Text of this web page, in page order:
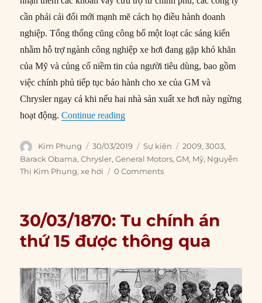
cần phải cải đổi mới mạnh mẽ cách họ điều hành doanh
nghiệp. Tổng thống cũng công bố một loạt các sáng kiến
nhằm hỗ trợ ngành công nghiệp xe hơi đang gặp khó khăn
của Mỹ và củng cố niềm tin của người tiêu dùng, bao gồm
việc chính phủ tiếp tục bảo hành cho xe của GM và
Chrysler ngay cả khi nếu hai nhà sản xuất xe hơi này ngừng
hoạt động.Continue reading“30/03/2009: TT Obama tuyên bố
Author
Kim Phụng
Posted
on
30/03/2019 Categories
Sự kiện Tags
2009,3003,
Barack Obama,Chrysler,General Motors,GM, Mỹ, Nguyễn
Thị Kim Phụng,xe hơi 0 Comments
30/03/1870: Tu chính án
thứ 15 được thông qua